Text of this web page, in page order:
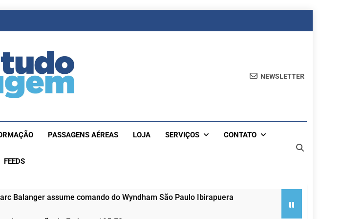
NEWSLETTER
PASSAGENS AÉREAS LOJA SERVIÇOS CONTATO
FEEDS
Balanger assume comando do Wyndham São Paulo Ibirapuera